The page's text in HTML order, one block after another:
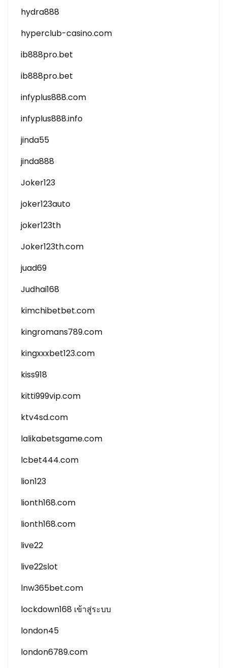
hydra888
hyperclub-casino.com
ib888pro.bet
ib888pro.bet
infyplus888.com
infyplus888.info
jinda55
jinda888
Joker123
joker123auto
joker123th
Joker123th.com
juad69
Judhai168
kimchibetbet.com
kingromans789.com
kingxxxbet123.com
kiss918
kitti999vip.com
ktv4sd.com
lalikabetsgame.com
lcbet444.com
lion123
lionth168.com
lionth168.com
live22
live22slot
lnw365bet.com
lockdown168 เข้าสู่ระบบ
london45
london6789.com